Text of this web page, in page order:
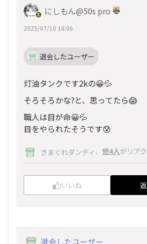
にしもん@50s pro
2025/07/10 18:06
退会したユーザー
灯油タンクです2kの😀💦
そろそろかな?と、思ってたら😱
職人は目が命😀💦
目をやられたそうです😰
きまぐれダンディ 、 他4人がリア
いいね
退会したユーザー